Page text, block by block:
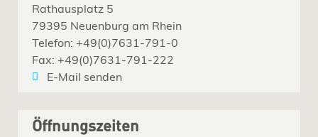
Rathausplatz 5
79395 Neuenburg am Rhein
Telefon: +49(0)7631-791-0
Fax: +49(0)7631-791-222
E-Mail senden
Öffnungszeiten